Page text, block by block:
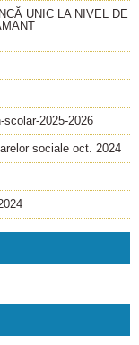
UNIC LA NIVEL DE
scolar-2025-2026
sociale oct. 2024